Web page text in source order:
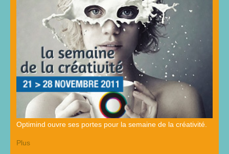
Optimind ouvre ses portes pour la semaine de la créativité.
Plus